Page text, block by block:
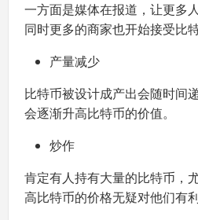
一方面是媒体在报道，让更多
同时更多的商家也开始接受比特
产量减少
比特币被设计成产出会随时间
会逐渐升高比特币的价值。
炒作
肯定有人持有大量的比特币，
高比特币的价格无疑对他们有利